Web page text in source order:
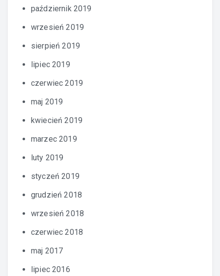
październik 2019
wrzesień 2019
sierpień 2019
lipiec 2019
czerwiec 2019
maj 2019
kwiecień 2019
marzec 2019
luty 2019
styczeń 2019
grudzień 2018
wrzesień 2018
czerwiec 2018
maj 2017
lipiec 2016